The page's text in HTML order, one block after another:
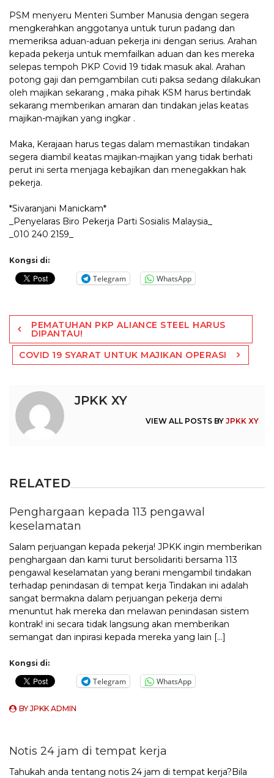
PSM menyeru Menteri Sumber Manusia dengan segera
mengkerahkan anggotanya untuk turun padang dan
memeriksa aduan-aduan pekerja ini dengan serius. Arahan
kepada pekerja untuk memfailkan aduan dan kes mereka
selepas tempoh PKP Covid 19 tidak masuk akal. Arahan
potong gaji dan pemgambilan cuti paksa sedang dilakukan
oleh majikan sekarang , maka pihak KSM harus bertindak
sekarang memberikan amaran dan tindakan jelas keatas
majikan-majikan yang ingkar .
Maka, Kerajaan harus tegas dalam memastikan tindakan
segera diambil keatas majikan-majikan yang tidak berhati
perut ini serta menjaga kebajikan dan menegakkan hak
pekerja.
*Sivaranjani Manickam*
_Penyelaras Biro Pekerja Parti Sosialis Malaysia_
_010 240 2159_
Kongsi di:
Telegram WhatsApp
Post
navigation
PEMATUHAN PKP ALIANCE STEEL HARUS
DIPANTAU!
COVID 19 SYARAT UNTUK MAJIKAN OPERASI
JPKK XY
VIEW ALL POSTS BY JPKK XY
RELATED
Penghargaan kepada 113 pengawal
keselamatan
Salam perjuangan kepada pekerja! JPKK ingin memberikan
penghargaan dan kami turut bersolidariti bersama 113
pengawal keselamatan yang berani mengambil tindakan
terhadap penindasan di tempat kerja Tindakan ini adalah
sangat bermakna dalam perjuangan pekerja demi
menuntut hak mereka dan melawan penindasan sistem
kontrak! ini secara tidak langsung akan memberikan
semangat dan inpirasi kepada mereka yang lain […]
Kongsi di:
Telegram WhatsApp
BYJPKK ADMIN
Notis 24 jam di tempat kerja
Tahukah anda tentang notis 24 jam di tempat kerja?Bila